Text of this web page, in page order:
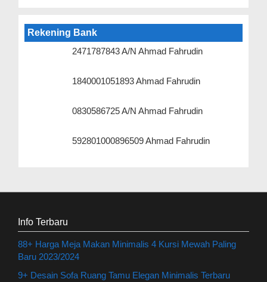
Rekening Bank
2471787843 A/N Ahmad Fahrudin
1840001051893 Ahmad Fahrudin
0830586725 A/N Ahmad Fahrudin
592801000896509 Ahmad Fahrudin
Info Terbaru
88+ Harga Meja Makan Minimalis 4 Kursi Mewah Paling
Baru 2023/2024
9+ Desain Sofa Ruang Tamu Elegan Minimalis Terbaru